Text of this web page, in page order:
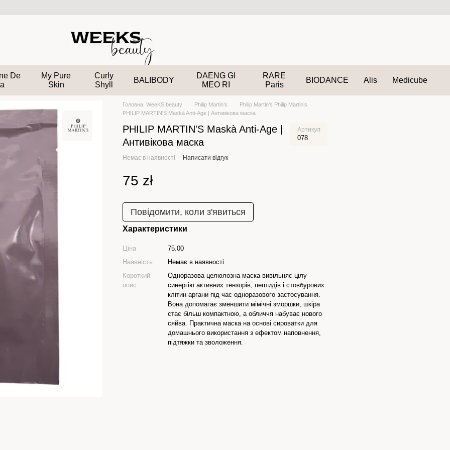
De
My Pure
Skin
Curly
Shyll
BALIBODY
DAENG GI
MEO RI
RARE
Paris
BIODANCE Alis Medicube
Головна. WeeKS.beauty Philip Martin’s
Philip Martin’s Philip Martin’s
PHILIP MARTIN'S Maskà Anti-Age | Антивікова маска
PHILIP MARTIN'S Maskà Anti-Age |
Антивікова маска
Артикул
078
Немає в наявності Написати відгук
75 zł
Повідомити, коли з'явиться
Характеристики
Ціна
75.00
Наявність
Немає в наявності
Короткий
опис
Одноразова целюлозна маска вивільняє цілу
синергію активних тензорів, пептидів і стовбурових
клітин аргани під час одноразового застосування.
Вона допомагає зменшити мімічні зморшки, шкіра
стає більш компактною, а обличчя набуває нового
сяйва. Практична маска на основі сироватки для
домашнього використання з ефектом наповнення,
підтяжки та зволоження.